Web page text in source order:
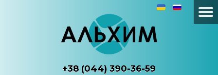
+38 (044) 390-36-59